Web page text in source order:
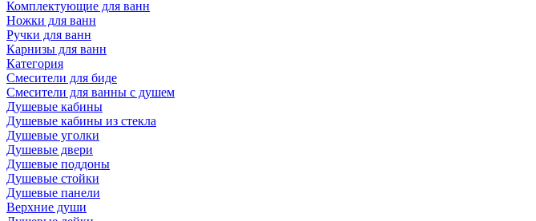
Комплектующие для ванн
Ножки для ванн
Ручки для ванн
Карнизы для ванн
Категория
Смесители для биде
Смесители для ванны с душем
Душевые кабины
Душевые кабины из стекла
Душевые уголки
Душевые двери
Душевые поддоны
Душевые стойки
Душевые панели
Верхние души